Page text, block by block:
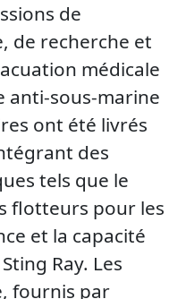
de
de recherche et
médicale
anti-sous-marine
ont été livrés
des
tels que le
flotteurs pour les
et la capacité
Ray. Les
fournis par